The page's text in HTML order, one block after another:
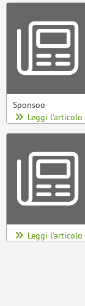
Sponsoo
Leggi l'articolo
Leggi l'articolo